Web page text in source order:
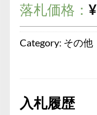
落札価格： ¥
Category: その他
入札履歴